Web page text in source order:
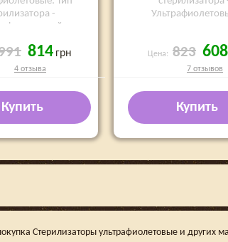
-
814 грн
4 отзыва
Купить
Цена: 823 608
7 отзывов
Купить
Стерилизаторы ультрафиолетовые и других